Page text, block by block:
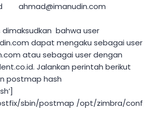
ahmad@imanudin.com
dimaksudkan bahwa user
dapat mengaku sebagai user
atau sebagai user dengan
Jalankan perintah berikut
postmap hash
sbin/postmap /opt/zimbra/conf/